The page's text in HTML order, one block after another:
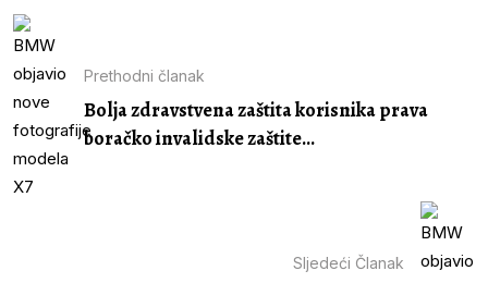
Prethodni članak
Bolja zdravstvena zaštita korisnika prava
boračko invalidske zaštite...
Sljedeći Članak